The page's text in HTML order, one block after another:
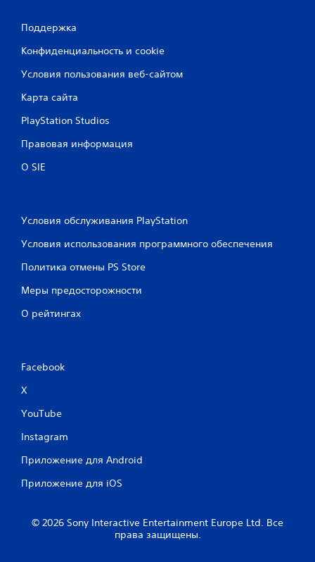
Поддержка
Конфиденциальность и cookie
Условия пользования веб-сайтом
Карта сайта
PlayStation Studios
Правовая информация
О SIE
Условия обслуживания PlayStation
Условия использования программного обеспечения
Политика отмены PS Store
Меры предосторожности
О рейтингах
Facebook
X
YouTube
Instagram
Приложение для Android
Приложение для iOS
© 2026 Sony Interactive Entertainment Europe Ltd. Все
права защищены.